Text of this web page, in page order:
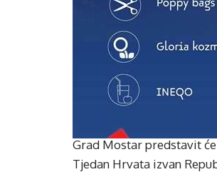
Grad Mostar predstavit
Tjedan Hrvata izvan